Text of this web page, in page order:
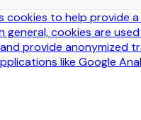
cookies to help provide
general, cookies are
provide anonymized
like Google